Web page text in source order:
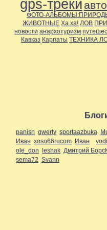
gps-треки
ФОТО-
ЖИВОТНЫЕ Ха ха! ЛОВ
новости анархотуризм
Кавказ Карпаты ТЕХНИКА
panisn qwerty sportaazbuka
Иван xoso66rucom Иван
ole_don leshak Дмитрий
sema72 Svann